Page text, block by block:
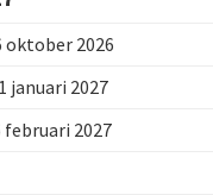
oktober 2026
januari 2027
2027